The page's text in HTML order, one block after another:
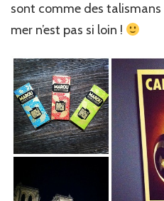
sont comme des
mer n’est pas si loin !